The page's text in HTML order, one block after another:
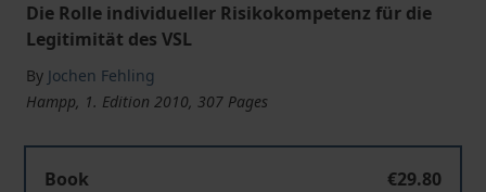
Die Rolle individueller Risikokompetenz für die
Legitimität des VSL
By Jochen Fehling
Hampp, 1. Edition 2010, 307 Pages
Book
€29.80